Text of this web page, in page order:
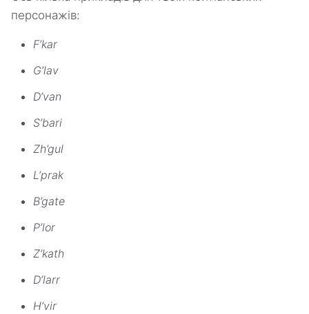
персонажів:
F’kar
G’lav
D’van
S’bari
Zh’gul
L’prak
B’gate
P’lor
Z’kath
D’larr
H’vir